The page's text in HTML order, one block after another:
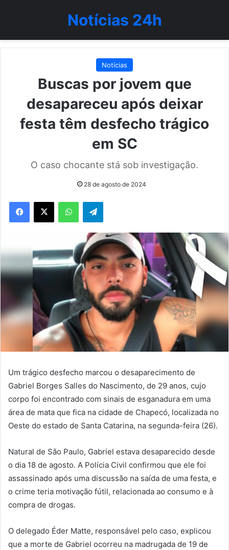
Notícias 24h
Notícias
Buscas por jovem que
desapareceu após deixar
festa têm desfecho trágico
em SC
O caso chocante stá sob investigação.
28 de agosto de 2024
WhatsAppTelegram
Um trágico desfecho marcou o desaparecimento de
Gabriel Borges Salles do Nascimento, de 29 anos, cujo
corpo foi encontrado com sinais de esganadura em uma
área de mata que fica na cidade de Chapecó, localizada no
Oeste do estado de Santa Catarina, na segunda-feira (26).
Natural de São Paulo, Gabriel estava desaparecido desde
o dia 18 de agosto. A Polícia Civil confirmou que ele foi
assassinado após uma discussão na saída de uma festa, e
o crime teria motivação fútil, relacionada ao consumo e à
compra de drogas.
O delegado Éder Matte, responsável pelo caso, explicou
que a morte de Gabriel ocorreu na madrugada de 19 de